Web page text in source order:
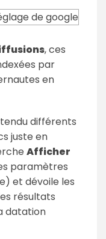
, ces
par
en
différents
juste en
Afficher
paramètres
et dévoile les
résultats
datation